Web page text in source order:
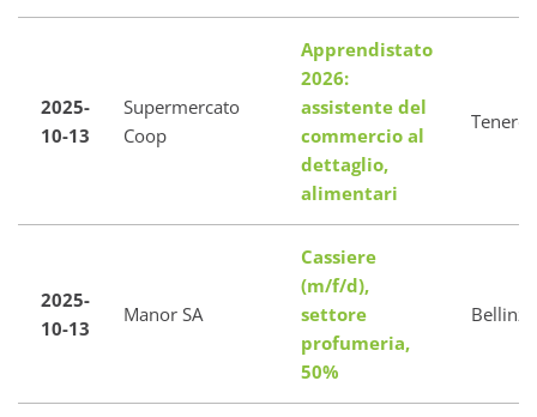
2025-
10-13
Supermercato
Coop
Apprendistato
2026:
assistente del
commercio al
dettaglio,
alimentari
Tenero
2025-
10-13
Manor SA
Cassiere
(m/f/d),
settore
profumeria,
50%